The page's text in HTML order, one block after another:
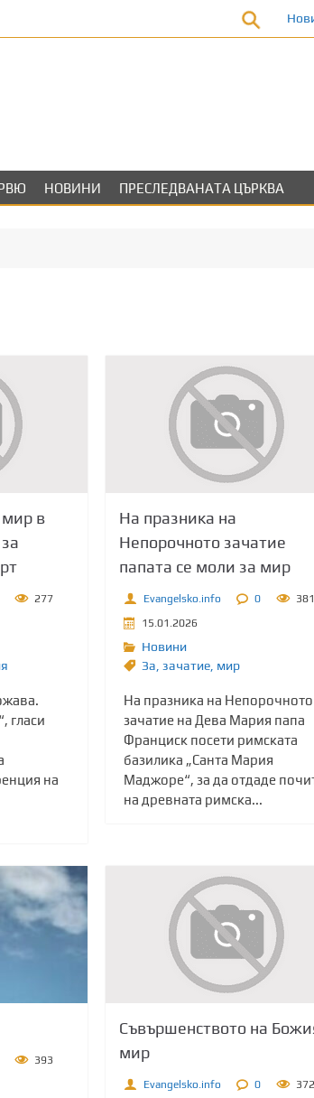
НОВИНИ ПРЕСЛЕДВАНАТА ЦЪРКВА
мир в
277
гласи
на
На празника на
Непорочното зачатие
папата се моли за мир
Evangelsko.info 0
381
15.01.2026
Новини
Зa зачатие, мир
На празника на Непорочното
зачатие на Дева Мария папа
Франциск посети римската
базилика „Санта Мария
Маджоре“, за да отдаде
на древната римска...
393
Съвършенството на
мир
Evangelsko.info 0
372